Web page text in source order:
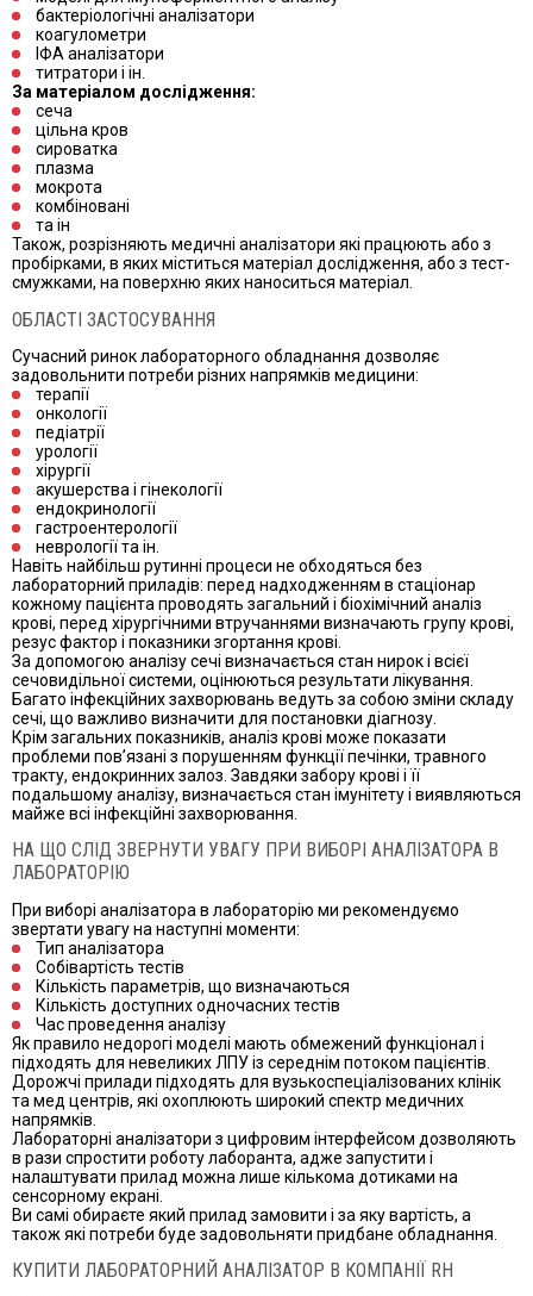
бактеріологічні аналізатори
коагулометри
ІФА аналізатори
титратори і ін.
За матеріалом дослідження:
сеча
цільна кров
сироватка
плазма
мокрота
комбіновані
та ін
Також, розрізняють медичні аналізатори які працюють або з
пробірками, в яких міститься матеріал дослідження, або з тест-
смужками, на поверхню яких наноситься матеріал.
ОБЛАСТІ ЗАСТОСУВАННЯ
Сучасний ринок лабораторного обладнання дозволяє
задовольнити потреби різних напрямків медицини:
терапії
онкології
педіатрії
урології
хірургії
акушерства і гінекології
ендокринології
гастроентерології
неврології та ін.
Навіть найбільш рутинні процеси не обходяться без
лабораторний приладів: перед надходженням в стаціонар
кожному пацієнта проводять загальний і біохімічний аналіз
крові, перед хірургічними втручаннями визначають групу крові,
резус фактор і показники згортання крові.
За допомогою аналізу сечі визначається стан нирок і всієї
сечовидільної системи, оцінюються результати лікування.
Багато інфекційних захворювань ведуть за собою зміни складу
сечі, що важливо визначити для постановки діагнозу.
Крім загальних показників, аналіз крові може показати
проблеми пов’язані з порушенням функції печінки, травного
тракту, ендокринних залоз. Завдяки забору крові і її
подальшому аналізу, визначається стан імунітету і виявляються
майже всі інфекційні захворювання.
НА ЩО СЛІД ЗВЕРНУТИ УВАГУ ПРИ ВИБОРІ АНАЛІЗАТОРА В
ЛАБОРАТОРІЮ
При виборі аналізатора в лабораторію ми рекомендуємо
звертати увагу на наступні моменти:
Тип аналізатора
Собівартість тестів
Кількість параметрів, що визначаються
Кількість доступних одночасних тестів
Час проведення аналізу
Як правило недорогі моделі мають обмежений функціонал і
підходять для невеликих ЛПУ із середнім потоком пацієнтів.
Дорожчі прилади підходять для вузькоспеціалізованих клінік
та мед центрів, які охоплюють широкий спектр медичних
напрямків.
Лабораторні аналізатори з цифровим інтерфейсом дозволяють
в рази спростити роботу лаборанта, адже запустити і
налаштувати прилад можна лише кількома дотиками на
сенсорному екрані.
Ви самі обираєте який прилад замовити і за яку вартість, а
також які потреби буде задовольняти придбане обладнання.
КУПИТИ ЛАБОРАТОРНИЙ АНАЛІЗАТОР В КОМПАНІЇ RH